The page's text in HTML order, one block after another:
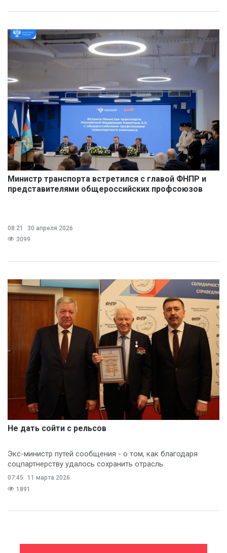
Министр транспорта встретился с главой ФНПР и
представителями общероссийских профсоюзов
08:21
30 апреля 2026
3099
Не дать сойти с рельсов
Экс-министр путей сообщения - о том, как благодаря
соцпартнерству удалось сохранить отрасль
07:45
11 марта 2026
1891